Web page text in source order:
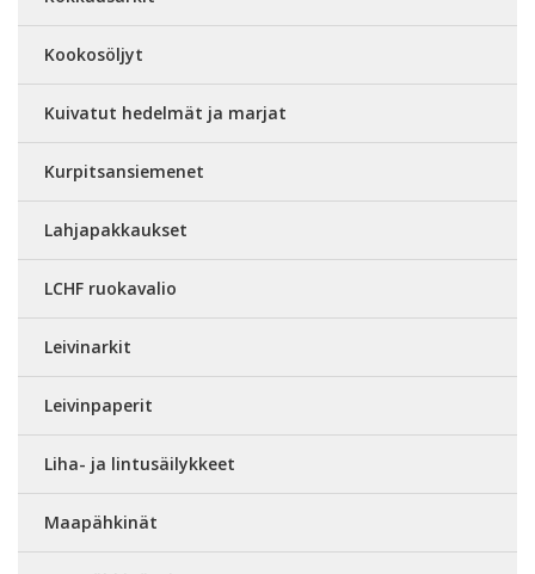
Kookosöljyt
Kuivatut hedelmät ja marjat
Kurpitsansiemenet
Lahjapakkaukset
LCHF ruokavalio
Leivinarkit
Leivinpaperit
Liha- ja lintusäilykkeet
Maapähkinät